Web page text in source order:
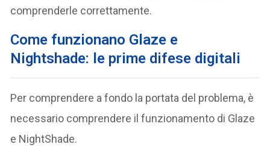
comprenderle correttamente.
Come funzionano Glaze e
Nightshade: le prime difese digitali
Per comprendere a fondo la portata del problema, è
necessario comprendere il funzionamento di Glaze
e NightShade.